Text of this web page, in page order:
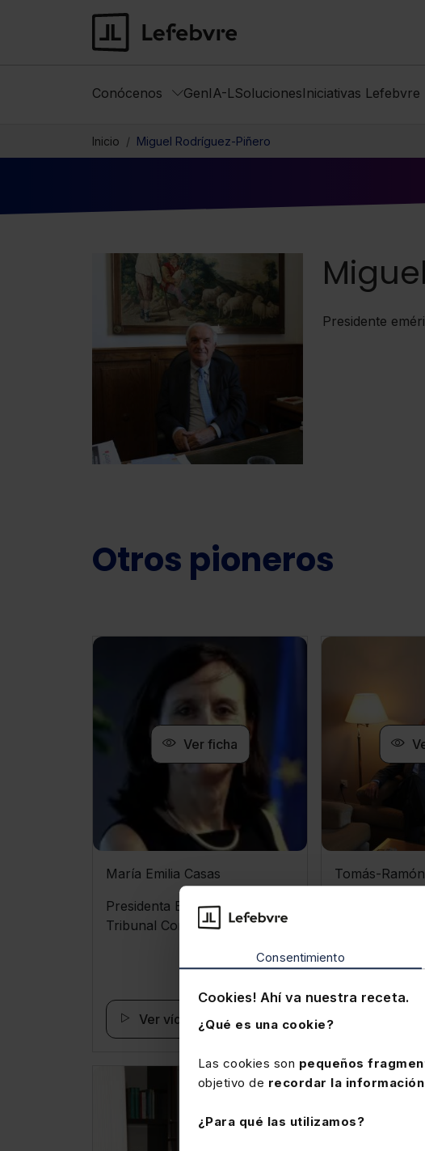
Consentimiento
Cookies! Ahí va nuestra receta.
¿Qué es una cookie?
Las cookies son pequeños
objetivo de recordar la
¿Para qué las utilizamos?
Conócenos GenIA-LSolucionesIniciativas Lefebvre
Inicio Miguel Rodríguez-Piñero
Presidente
Otros pioneros
Ver ficha
María Emilia Casas
Presidenta Emérita del
Tribunal Constitucional
Ver vídeo
Tomás-